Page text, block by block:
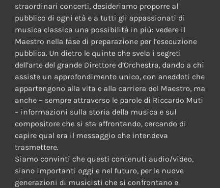
straordinari concerti, desideriamo proporre al
pubblico di ogni età e a tutti gli appassionati di
musica classica una possibilità in più: vedere il
Maestro nella fase di preparazione per l’esecuzione
pubblica. Un dietro le quinte che svela i segreti
dell’arte del grande Direttore d’Orchestra, dando a chi
assiste un approfondimento unico, con aneddoti che
appartengono alla vita e alla carriera del Maestro, ma
anche – sempre attraverso le parole di Riccardo Muti
– informazioni sulla storia della musica e sul
compositore che si sta affrontando, cercando di
capire qual era il messaggio che intendeva
trasmettere.
Siamo convinti che questi contenuti audio/video,
siano importanti oggi e nel futuro, per le nuove
generazioni di musicisti che si confrontano e